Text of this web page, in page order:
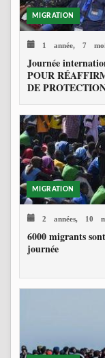
MIGRATION
1 année, 7
Journée
POUR
DE
MIGRATION
2 années, 10
6000 migrants
journée